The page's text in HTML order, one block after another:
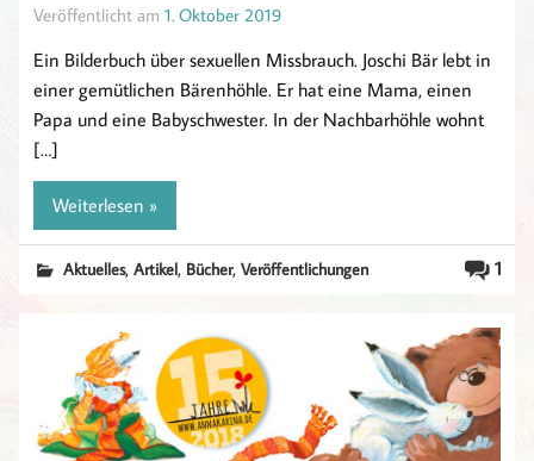
Veröffentlicht am 1. Oktober 2019
Ein Bilderbuch über sexuellen Missbrauch. Joschi Bär lebt in
einer gemütlichen Bärenhöhle. Er hat eine Mama, einen
Papa und eine Babyschwester. In der Nachbarhöhle wohnt
[…]
Weiterlesen »
1
Aktuelles,Artikel, Bücher,Veröffentlichungen